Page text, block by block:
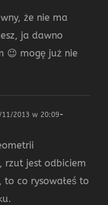
że nie ma
ja dawno
😉 mogę już nie
11/2013 w 20:09-
rzut jest odbiciem
to co rysowałeś to